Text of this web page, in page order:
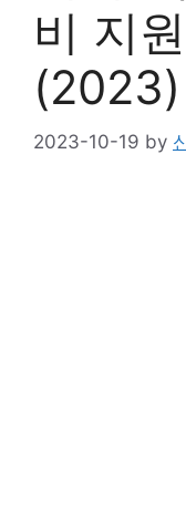
비 지
(2023)
2023-10-19 by